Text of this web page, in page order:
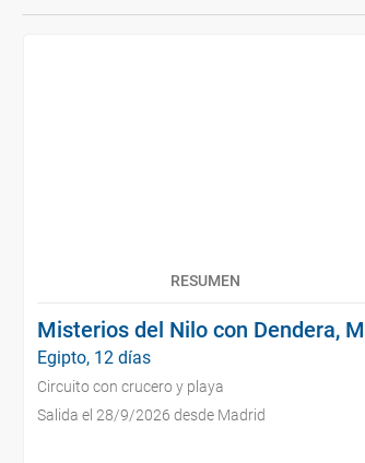
RESUMEN
Misterios del Nilo con Dendera,
Egipto, 12 días
Circuito con crucero y playa
Salida el 28/9/2026 desde Madrid